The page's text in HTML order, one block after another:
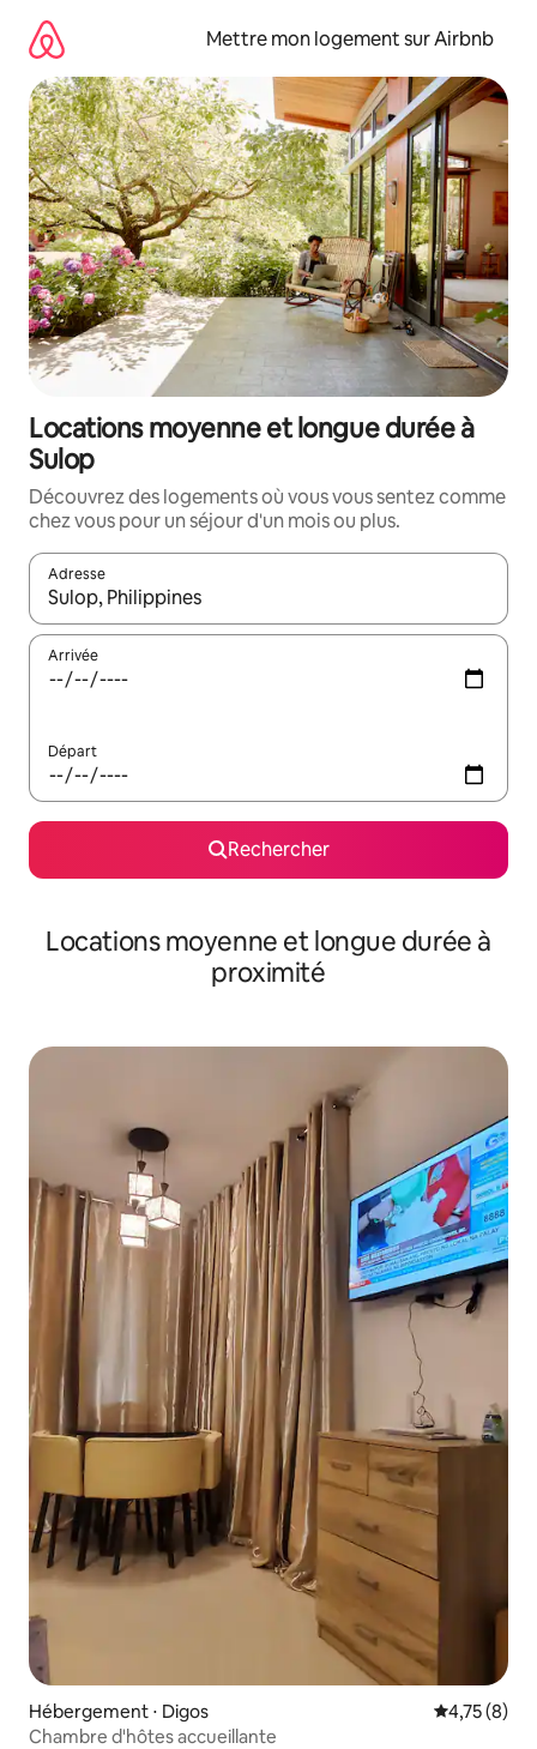
directement
contenu
Mettre mon logement sur Airbnb
Locations moyenne et longue durée à
Sulop
Découvrez des logements où vous vous sentez comme
chez vous pour un séjour d'un mois ou plus.
Adresse
Lorsque les résultats s'affichent, utilisez les flèches vers le
Arrivée
Départ
Rechercher
Locations moyenne et longue durée à
proximité
Hébergement ⋅ Digos Évaluation
4,75 (8)
Chambre d'hôtes accueillante